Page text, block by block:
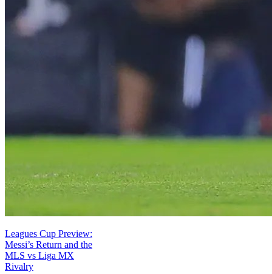
Leagues Cup Preview:
Messi’s Return and the
MLS vs Liga MX
Rivalry